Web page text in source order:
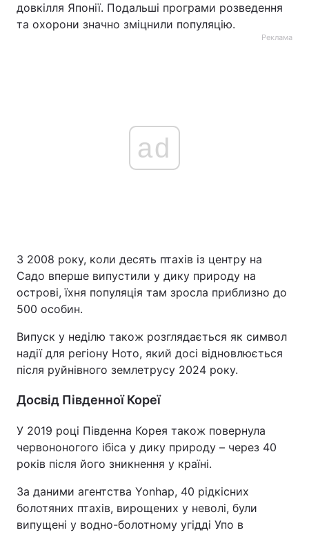
довкілля Японії. Подальші програми розведення
та охорони значно зміцнили популяцію.
Реклама
ad
З 2008 року, коли десять птахів із центру на
Садо вперше випустили у дику природу на
острові, їхня популяція там зросла приблизно до
500 особин.
Випуск у неділю також розглядається як символ
надії для регіону Ното, який досі відновлюється
після руйнівного землетрусу 2024 року.
Досвід Південної Кореї
У 2019 році Південна Корея також повернула
червононогого ібіса у дику природу – через 40
років після його зникнення у країні.
За даними агентства Yonhap, 40 рідкісних
болотяних птахів, вирощених у неволі, були
випущені у водно-болотному угідді Упо в